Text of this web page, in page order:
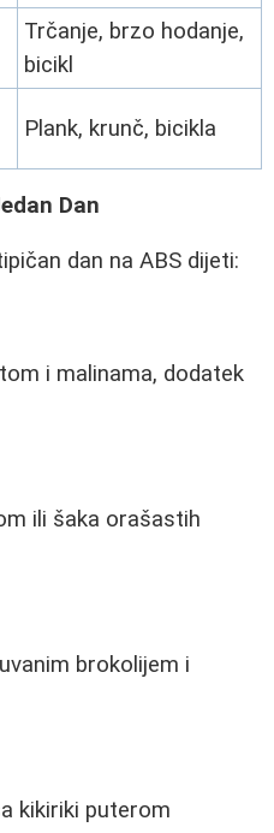
Trčanje, brzo hodanje,
bicikl
Plank, krunč, bicikla
Dan
dan na ABS dijeti:
i malinama, dodatek
ili šaka orašastih
brokolijem i
kikiriki puterom